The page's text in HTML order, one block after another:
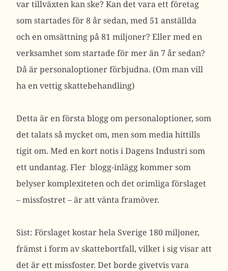
var tillväxten kan ske? Kan det vara ett företag
som startades för 8 år sedan, med 51 anställda
och en omsättning på 81 miljoner? Eller med en
verksamhet som startade för mer än 7 år sedan?
Då är personaloptioner förbjudna. (Om man vill
ha en vettig skattebehandling)
Detta är en första blogg om personaloptioner, som
det talats så mycket om, men som media hittills
tigit om. Med en kort notis i Dagens Industri som
ett undantag. Fler blogg-inlägg kommer som
belyser komplexiteten och det orimliga förslaget
– missfostret – är att vänta framöver.
Sist: Förslaget kostar hela Sverige 180 miljoner,
främst i form av skattebortfall, vilket i sig visar att
det är ett missfoster. Det borde givetvis vara